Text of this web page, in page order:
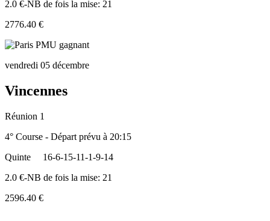
2.0 €-NB de fois la mise: 21
2776.40 €
vendredi 05 décembre
Vincennes
Réunion 1
4° Course - Départ prévu à 20:15
Quinte
16-6-15-11-1-9-14
2.0 €-NB de fois la mise: 21
2596.40 €